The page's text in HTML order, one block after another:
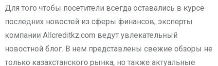
Для того чтобы посетители всегда оставались в курсе
последних новостей из сферы финансов, эксперты
компании Allcreditkz.com ведут увлекательный
новостной блог. В нем представлены свежие обзоры не
только казахстанского рынка, но также актуальные